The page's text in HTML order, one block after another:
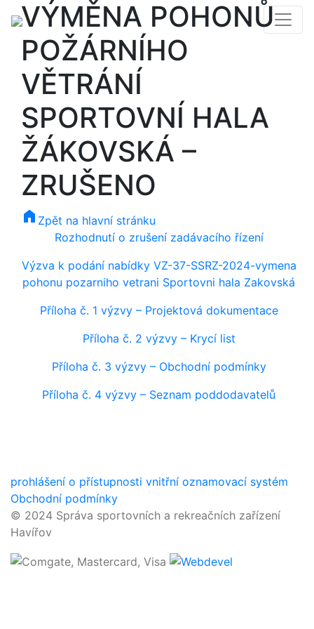
VÝMĚNA POHONŮ
POŽÁRNÍHO
VĚTRÁNÍ
SPORTOVNÍ HALA
ŽÁKOVSKÁ –
ZRUŠENO
home Zpět na hlavní stránku
Rozhodnutí o zrušení zadávacího řízení
Výzva k podání nabídky VZ-37-SSRZ-2024-vymena
pohonu pozarniho vetrani Sportovni hala Zakovská
Příloha č. 1 výzvy – Projektová dokumentace
Příloha č. 2 výzvy – Krycí list
Příloha č. 3 výzvy – Obchodní podmínky
Příloha č. 4 výzvy – Seznam poddodavatelů
prohlášení o přístupnosti vnitřní oznamovací systém
Obchodní podmínky
© 2024 Správa sportovních a rekreačních zařízení
Havířov